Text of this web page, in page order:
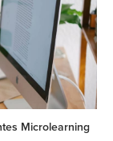
Microlearning